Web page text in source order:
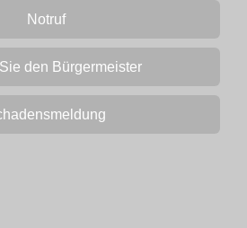
Notruf
den Bürgermeister